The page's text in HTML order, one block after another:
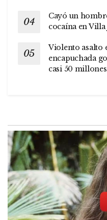
Cayó un
cocaína en
Violento asalto
encapuchada
casi 50